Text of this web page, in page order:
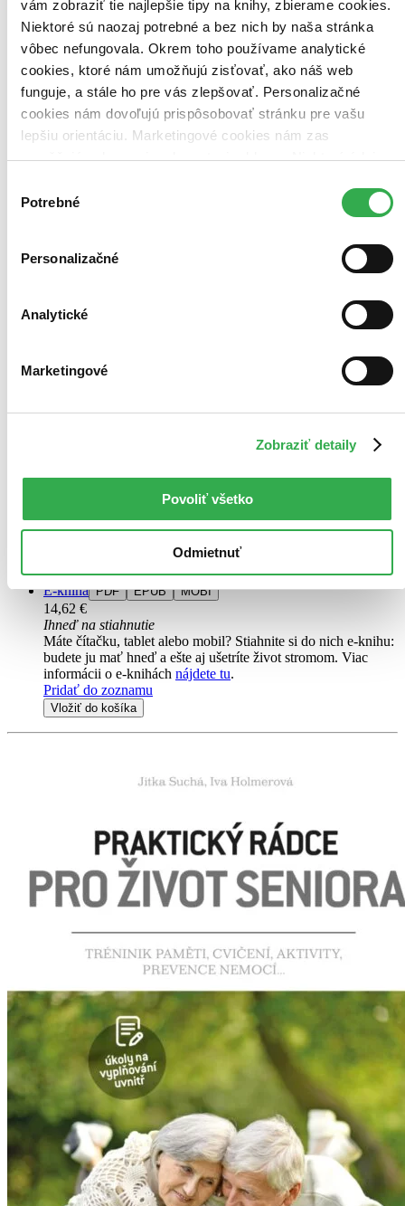
vám zobraziť tie najlepšie tipy na knihy, zbierame cookies.
Niektoré sú naozaj potrebné a bez nich by naša stránka
vôbec nefungovala. Okrem toho používame analytické
cookies, ktoré nám umožňujú zisťovať, ako náš web
funguje, a stále ho pre vás zlepšovať. Personalizačné
cookies nám dovoľujú prispôsobovať stránku pre vašu
lepšiu orientáciu. Marketingové cookies nám zas
umožňujú zobrazenie relevantnej reklamy. Niektoré údaje
keby sme mohli používať všetky tieto cookies. Ďakujeme!
súhlasu
Potrebné
Personalizačné
Analytické
Marketingové
Zobraziť detaily
Povoliť všetko
Odmietnuť
E-kniha
Joe Friel
pozdějším věku. Slavný trenér vychází z nejnovějších výzkumů
E-kniha PDF EPUB MOBI
14,62 €
Ihneď na stiahnutie
Máte čítačku, tablet alebo mobil? Stiahnite si do nich e-knihu:
budete ju mať hneď a ešte aj ušetríte život stromom. Viac
informácii o e-knihách nájdete tu.
Pridať do zoznamu
Vložiť do košíka